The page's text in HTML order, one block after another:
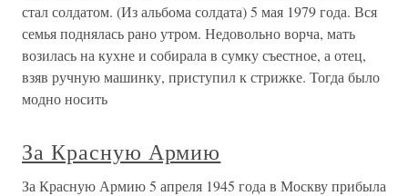
стал солдатом. (Из альбома солдата) 5 мая 1979 года. Вся
семья поднялась рано утром. Недовольно ворча, мать
возилась на кухне и собирала в сумку съестное, а отец,
взяв ручную машинку, приступил к стрижке. Тогда было
модно носить
За Красную Армию
За Красную Армию 5 апреля 1945 года в Москву прибыла